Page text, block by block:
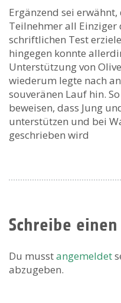
Ergänzend sei
Teilnehmer all
schriftlichen Test
hingegen konnte
Unterstützung von
wiederum legte nach
souveränen Lauf hin.
beweisen, dass Jung
unterstützen und bei
geschrieben wird
Schreibe
Du musstangemeldet
abzugeben.